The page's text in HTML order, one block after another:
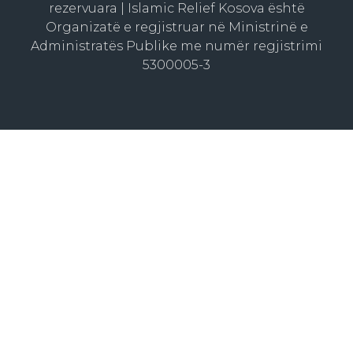
rezervuara | Islamic Relief Kosova është
Organizatë e regjistruar në Ministrinë e
Administratës Publike me numër regjistrimi
5300005-3